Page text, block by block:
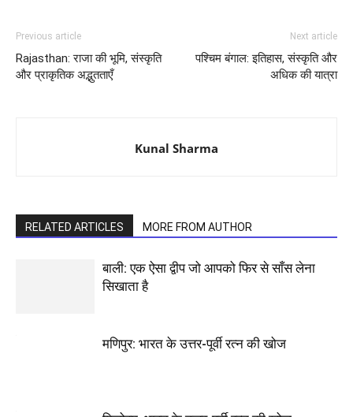
Previous article
Rajasthan: राजा की भूमि, संस्कृति
और प्राकृतिक अद्भुतताएँ
Next article
पश्चिम बंगाल: इतिहास, संस्कृति और
अधिक की यात्रा
Kunal Sharma
RELATED ARTICLES MORE FROM AUTHOR
बाली: एक ऐसा द्वीप जो आपको फिर से साँस लेना
सिखाता है
मणिपुर: भारत के उत्तर-पूर्वी रत्न की खोज